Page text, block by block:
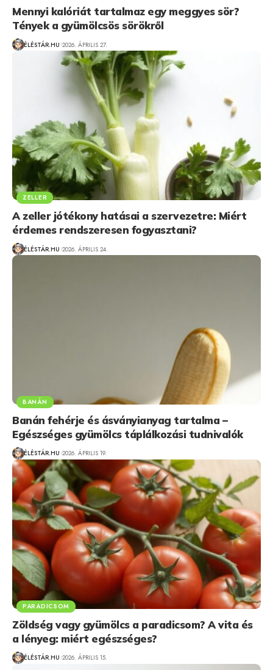
Mennyi kalóriát tartalmaz egy meggyes sör?
Tények a gyümölcsös sörökről
ÉLÉSTÁR.HU 2026. ÁPRILIS 27.
ZELLER
A zeller jótékony hatásai a szervezetre: Miért
érdemes rendszeresen fogyasztani?
ÉLÉSTÁR.HU 2026. ÁPRILIS 24.
BANÁN
Banán fehérje és ásványianyag tartalma –
Egészséges gyümölcs táplálkozási tudnivalók
ÉLÉSTÁR.HU 2026. ÁPRILIS 19.
PARADICSOM
Zöldség vagy gyümölcs a paradicsom? A vita és
a lényeg: miért egészséges?
ÉLÉSTÁR.HU 2026. ÁPRILIS 15.